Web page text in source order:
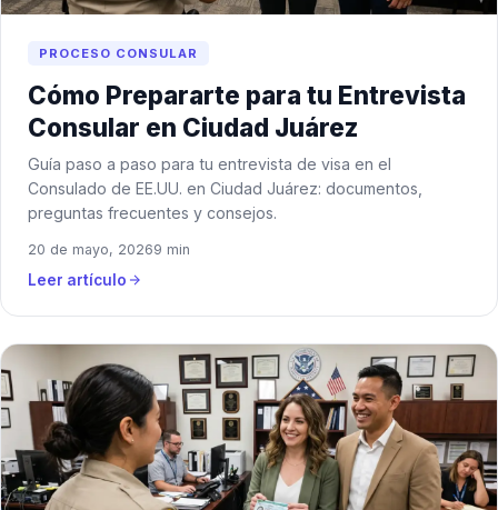
PROCESO CONSULAR
Cómo Prepararte para tu Entrevista
Consular en Ciudad Juárez
Guía paso a paso para tu entrevista de visa en el
Consulado de EE.UU. en Ciudad Juárez: documentos,
preguntas frecuentes y consejos.
20 de mayo, 20269 min
Leer artículo